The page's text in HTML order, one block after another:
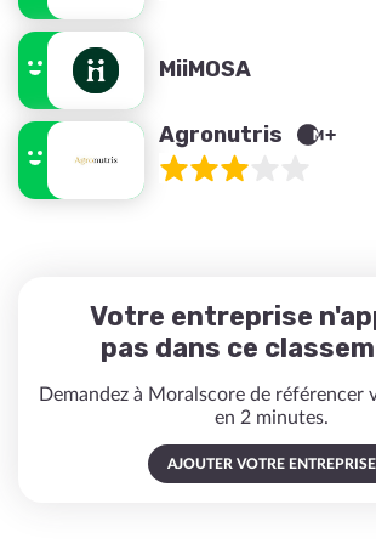
MiiMOSA
Agronutris
Votre entreprise
pas dans ce
Demandez à Moralscore de référencer
en 2 minutes.
AJOUTER VOTRE ENTREPRISE